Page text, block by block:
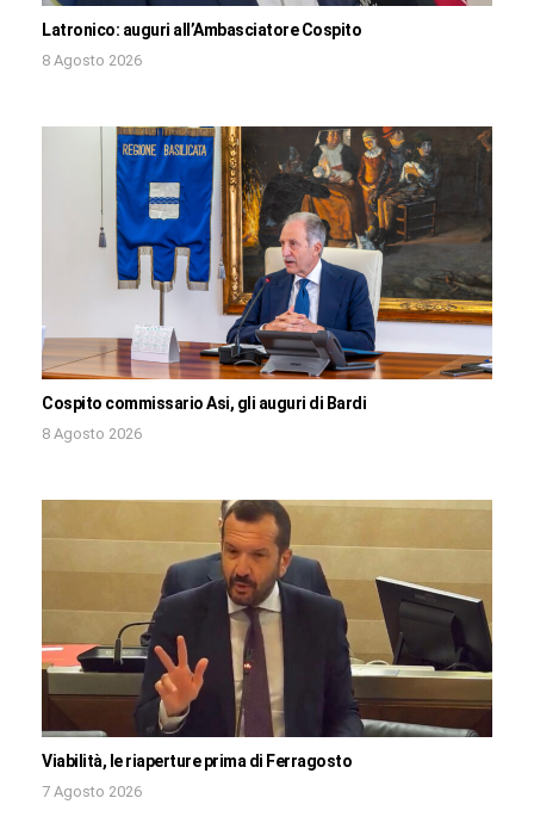
Latronico: auguri all’Ambasciatore Cospito
8 Agosto 2026
Cospito commissario Asi, gli auguri di Bardi
8 Agosto 2026
Viabilità, le riaperture prima di Ferragosto
7 Agosto 2026